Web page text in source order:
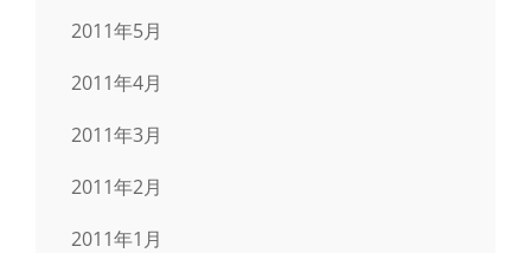
2011年5月
2011年4月
2011年3月
2011年2月
2011年1月